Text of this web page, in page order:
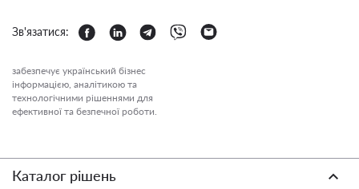
Зв'язатися:
забезпечує український бізнес
інформацією, аналітикою та
технологічними рішеннями для
ефективної та безпечної роботи.
Каталог рішень